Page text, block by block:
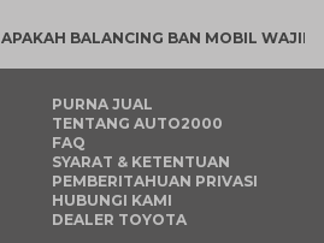
APAKAH BALANCING BAN MOBIL WAJIB
PURNA JUAL
TENTANG AUTO2000
FAQ
SYARAT & KETENTUAN
PEMBERITAHUAN PRIVASI
HUBUNGI KAMI
DEALER TOYOTA